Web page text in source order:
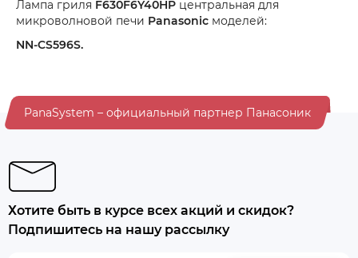
Лампа гриля F630F6Y40HP центральная для
микроволновой печи Panasonic моделей:
NN-CS596S.
PanaSystem – официальный партнер Панасоник
Хотите быть в курсе всех акций и скидок?
Подпишитесь на нашу рассылку